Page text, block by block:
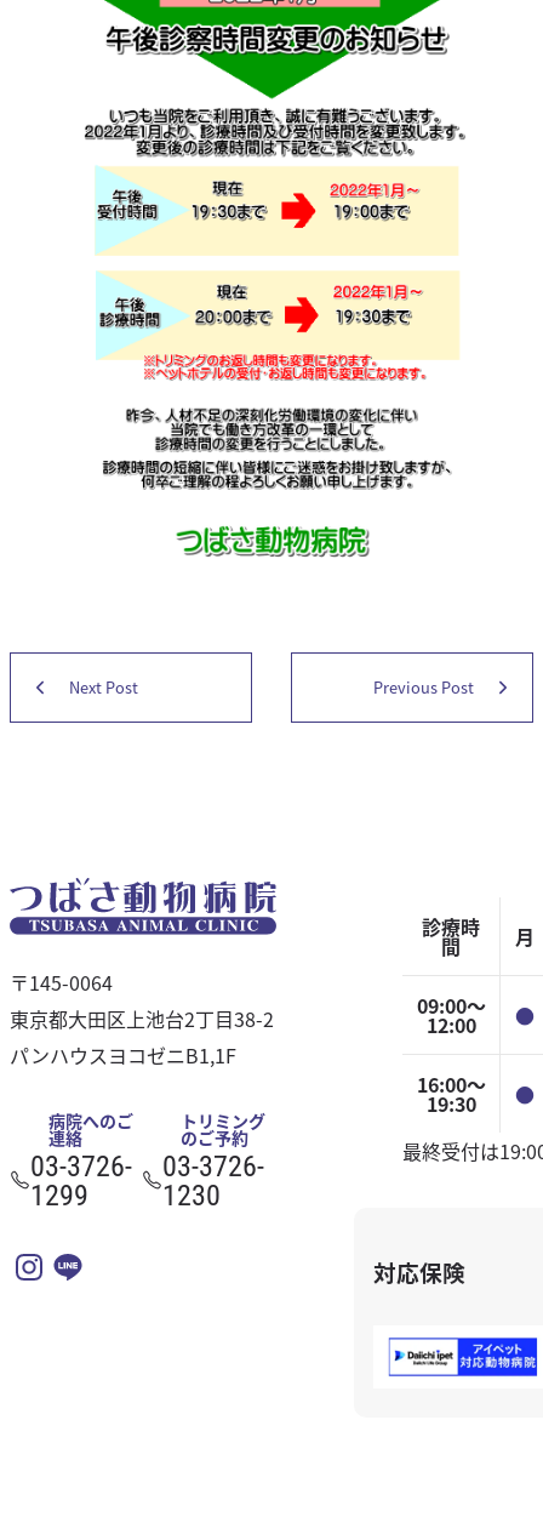
投
稿
ゲ
シ
ョ
Previous Post
Next Post
〒145-0064
東京都大田区上池台2丁目38-2
パンハウスヨコゼニB1,1F
病院へのご
連絡
03-3726-
1299
トリミング
のご予約
03-3726-
1230
診療時
間 月
09:00〜
12:00 ●
16:00〜
19:30
●
最終受付は
対応保険
眼科特別外来
外科
整形外科特別外来
予防/健康管理
狂犬病予防
フィラリア予防
ノミ・ダニ予防
混合ワクチン
健康診断
猫の診療室
猫の診療室とは
猫の予防
猫の検査
お得情報
ペットホテル
お得情報
ゴールドカード
イベント情報
アクセス
プライバシーポリシー